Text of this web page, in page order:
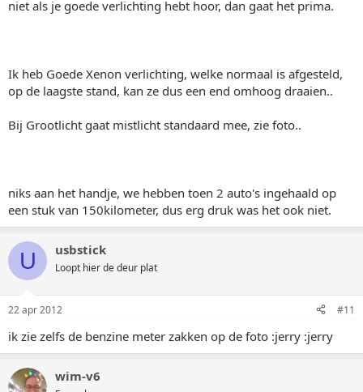
niet als je goede verlichting hebt hoor, dan gaat het prima.
Ik heb Goede Xenon verlichting, welke normaal is afgesteld,
op de laagste stand, kan ze dus een end omhoog draaien..
Bij Grootlicht gaat mistlicht standaard mee, zie foto..
niks aan het handje, we hebben toen 2 auto's ingehaald op
een stuk van 150kilometer, dus erg druk was het ook niet.
U usbstick
Loopt hier de deur plat
22 apr 2012 #11
ik zie zelfs de benzine meter zakken op de foto :jerry :jerry
wim-v6